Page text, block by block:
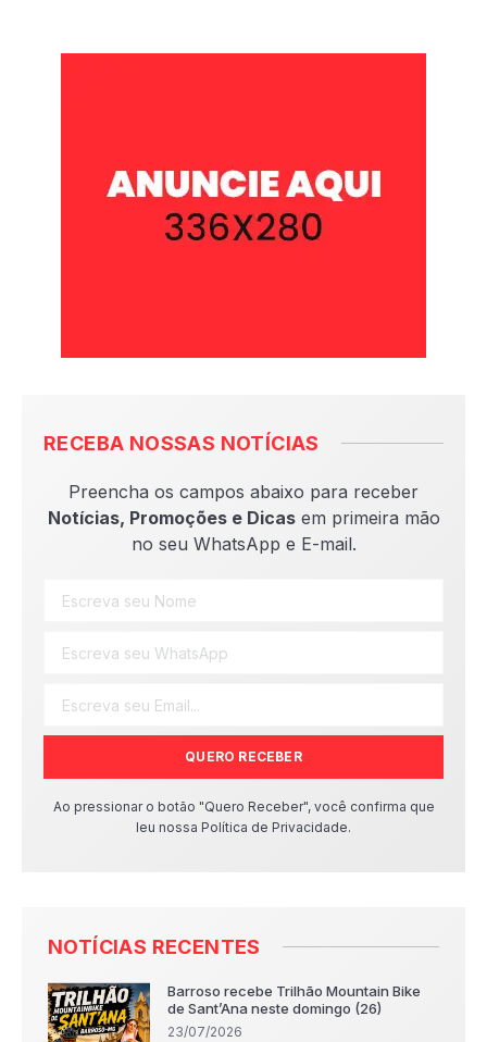
RECEBA NOSSAS NOTÍCIAS
Preencha os campos abaixo para receber
Notícias, Promoções e Dicasem primeira mão
no seu WhatsApp e E-mail.
QUERO RECEBER
Ao pressionar o botão "Quero Receber", você confirma que
leu nossa Política de Privacidade.
NOTÍCIAS RECENTES
Barroso recebe Trilhão Mountain Bike
de Sant’Ana neste domingo (26)
23/07/2026